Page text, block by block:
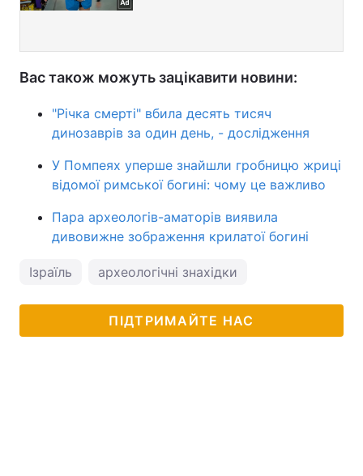
Вас також можуть зацікавити новини:
"Річка смерті" вбила десять тисяч
динозаврів за один день, - дослідження
У Помпеях уперше знайшли гробницю жриці
відомої римської богині: чому це важливо
Пара археологів-аматорів виявила
дивовижне зображення крилатої богині
Ізраїль археологічні знахідки
ПІДТРИМАЙТЕ НАС